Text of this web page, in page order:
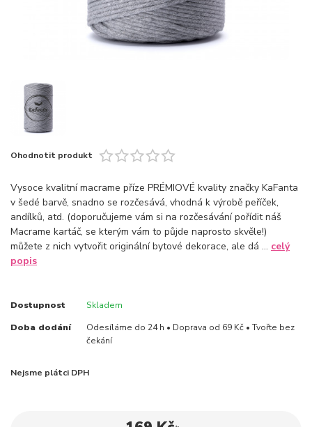
Ohodnotit produkt
Vysoce kvalitní macrame příze PRÉMIOVÉ kvality značky KaFanta
v šedé barvě, snadno se rozčesává, vhodná k výrobě peříček,
andílků, atd. (doporučujeme vám si na rozčesávání pořídit náš
Macrame kartáč, se kterým vám to půjde naprosto skvěle!)
můžete z nich vytvořit originální bytové dekorace, ale dá ... celý
popis
Dostupnost Skladem
Doba dodání
Odesíláme do 24 h • Doprava od 69 Kč • Tvořte bez
čekání
Nejsme plátci DPH